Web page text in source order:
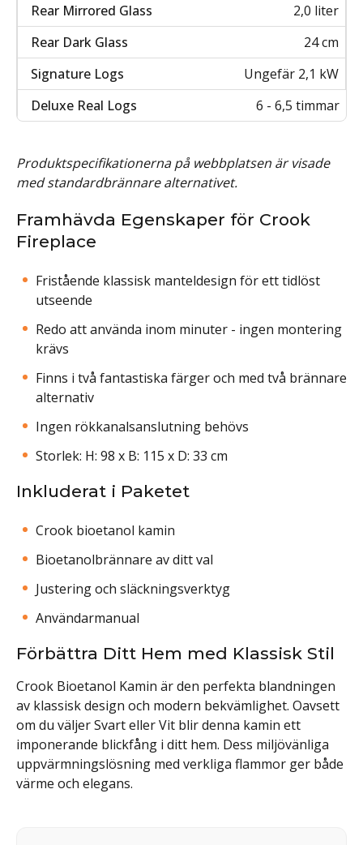
2,0 liter
24 cm
Ungefär 2,1 kW
6 - 6,5 timmar
Produktspecifikationerna på webbplatsen är visade
med standardbrännare alternativet.
Framhävda Egenskaper för Crook
Fireplace
Fristående klassisk manteldesign för ett tidlöst
utseende
Redo att använda inom minuter - ingen montering
krävs
Finns i två fantastiska färger och med två brännare
alternativ
Ingen rökkanalsanslutning behövs
Storlek: H: 98 x B: 115 x D: 33 cm
Inkluderat i Paketet
Crook bioetanol kamin
Bioetanolbrännare av ditt val
Justering och släckningsverktyg
Användarmanual
Förbättra Ditt Hem med Klassisk Stil
Crook Bioetanol Kamin är den perfekta blandningen
av klassisk design och modern bekvämlighet. Oavsett
om du väljer Svart eller Vit blir denna kamin ett
imponerande blickfång i ditt hem. Dess miljövänliga
uppvärmningslösning med verkliga flammor ger både
värme och elegans.